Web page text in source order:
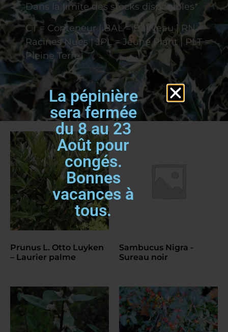
Dans la limite des stocks disponibles*
CT = Conteneur | BAL = Baliveau | RN =
Racines Nues | JPL = Jeune Plant | PLT =
Pleine Terre
Prunus L. Otto Luyken
– Laurier palme
Sambucus Nigra -
Sureau noir
La pépinière
sera fermée
du 8 au 23
Août pour
congés.
Bonnes
vacances à
tous.